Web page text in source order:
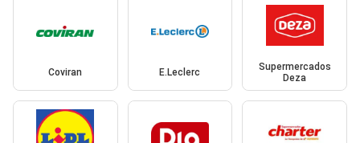
Coviran E.Leclerc
Supermercados
Deza